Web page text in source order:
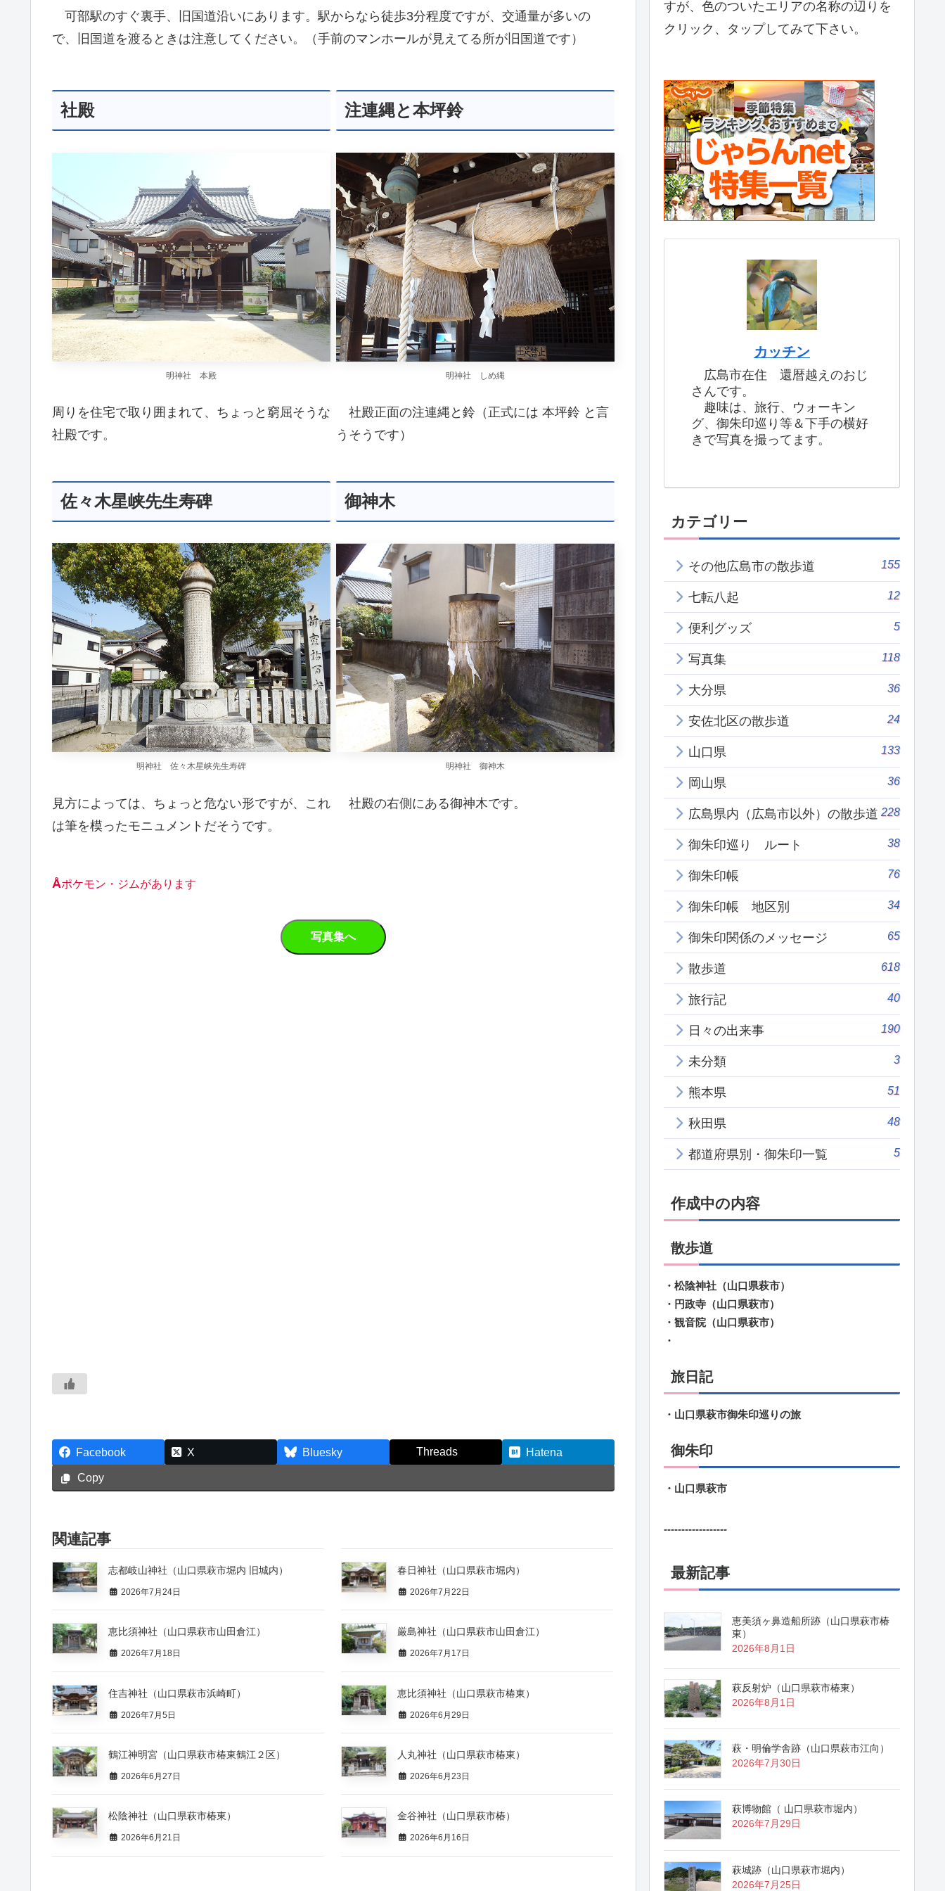
可部駅のすぐ裏手、旧国道沿いにあります。駅からなら徒歩3分程度ですが、交通量が多いの
で、旧国道を渡るときは注意してください。（手前のマンホールが見えてる所が旧国道です）
社殿
明神社 本殿
周りを住宅で取り囲まれて、ちょっと窮屈そうな
社殿です。
注連縄と本坪鈴
明神社 しめ縄
社殿正面の注連縄と鈴（正式には 本坪鈴 と言
うそうです）
佐々木星峡先生寿碑
明神社 佐々木星峡先生寿碑
見方によっては、ちょっと危ない形ですが、これ
は筆を模ったモニュメントだそうです。
御神木
明神社 御神木
社殿の右側にある御神木です。
Åポケモン・ジムがあります
Facebook X Bluesky Threads
Hatena
Copy
関連記事
志都岐山神社（山口県萩市堀内 旧城内）
2026年7月24日
春日神社（山口県萩市堀内）
2026年7月22日
恵比須神社（山口県萩市山田倉江）
2026年7月18日
厳島神社（山口県萩市山田倉江）
2026年7月17日
住吉神社（山口県萩市浜崎町）
2026年7月5日
恵比須神社（山口県萩市椿東）
2026年6月29日
鶴江神明宮（山口県萩市椿東鶴江２区）
2026年6月27日
人丸神社（山口県萩市椿東）
2026年6月23日
松陰神社（山口県萩市椿東）
2026年6月21日
金谷神社（山口県萩市椿）
2026年6月16日
すが、色のついたエリアの名称の辺りを
クリック、タップしてみて下さい。
カッチン
広島市在住 還暦越えのおじ
さんです。
趣味は、旅行、ウォーキン
グ、御朱印巡り等＆下手の横好
きで写真を撮ってます。
カテゴリー
その他広島市の散歩道 155
七転八起 12
便利グッズ 5
写真集 118
大分県 36
安佐北区の散歩道 24
山口県 133
岡山県 36
広島県内（広島市以外）の散歩道 228
御朱印巡り ルート 38
御朱印帳 76
御朱印帳 地区別 34
御朱印関係のメッセージ 65
散歩道 618
旅行記 40
日々の出来事 190
未分類 3
熊本県 51
秋田県 48
都道府県別・御朱印一覧 5
作成中の内容
散歩道
・松陰神社（山口県萩市）
・円政寺（山口県萩市）
・観音院（山口県萩市）
・
旅日記
・山口県萩市御朱印巡りの旅
御朱印
・山口県萩市
------------------
最新記事
恵美須ヶ鼻造船所跡（山口県萩市椿
東）
2026年8月1日
萩反射炉（山口県萩市椿東）
2026年8月1日
萩・明倫学舎跡（山口県萩市江向）
2026年7月30日
萩博物館（ 山口県萩市堀内）
2026年7月29日
萩城跡（山口県萩市堀内）
2026年7月25日